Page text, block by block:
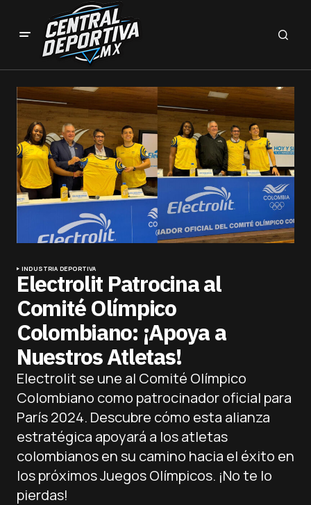
INDUSTRIA DEPORTIVA
Electrolit Patrocina al
Comité Olímpico
Colombiano: ¡Apoya a
Nuestros Atletas!
Electrolit se une al Comité Olímpico
Colombiano como patrocinador oficial para
París 2024. Descubre cómo esta alianza
estratégica apoyará a los atletas
colombianos en su camino hacia el éxito en
los próximos Juegos Olímpicos. ¡No te lo
pierdas!